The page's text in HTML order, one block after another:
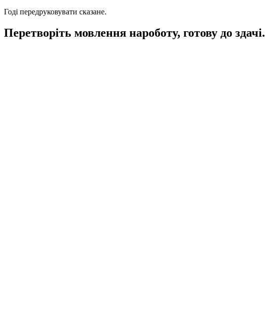
Годі передруковувати сказане.
Перетворіть мовлення нароботу, готову до здачі.